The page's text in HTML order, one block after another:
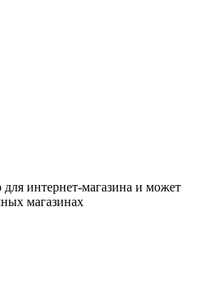
для интернет-магазина и может
магазинах